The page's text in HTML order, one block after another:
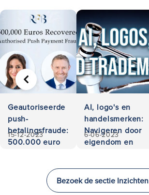
Geautoriseerde
push-
betalingsfraude:
500.000 euro
15-12-2023
AI, logo's en
handelsmerken:
Navigeren door
eigendom en
6-06-2023
VORIGE
Bezoek de sectie Inzichten